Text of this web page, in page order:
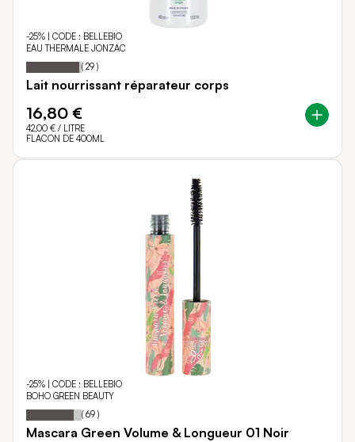
-25% | CODE : BELLEBIO
EAU THERMALE JONZAC
Notation: 95
% of
( 29 )
Lait nourrissant réparateur corps
16,80 €
42,00 € / LITRE
FLACON DE 400ML
-25% | CODE : BELLEBIO
BOHO GREEN BEAUTY
Notation: 85
% of
( 69 )
Mascara Green Volume & Longueur 01 Noir